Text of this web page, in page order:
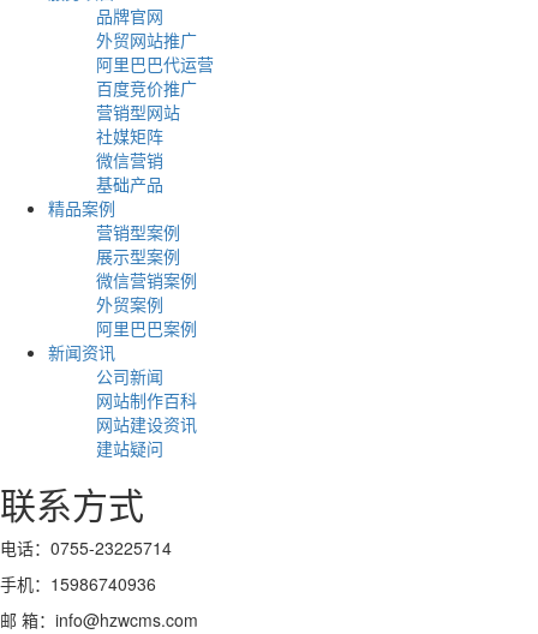
春天如约而至，让我们踏青寻春感受大地的生机与美好华企集团于
2024年3月16日组织全体员工前往东莞松山湖风景区团建为了提高
​双十一荣耀已铸，收官之战再展锋芒 |
华企集团收官之战管理层交流会议圆
满成功
2024-11-16
为了全面复盘前三个季度及双十一活动期间的工作，以更好的状态
迎接年末旺季的来临，华企集团收官之战管理层交流会于2024年
11月16...
华企集团2024年双十一启动会暨秋季
运动会圆满成功
2024-10-14
司各部门的凝聚力，增强员工身体素质，以饱满的热情和斗志迎接
即将...
盛世华诞 喜迎国庆 | 深圳华企国庆节
放假通知
现在百度不断调整和更新360算法，搜索引擎优化、网站优化越来
越难做，我想这是显而易见的，未来SEO应该怎么做，我想大多
数人都感...
在网站建设中Title标题对于网络优化推
广的重要性
2022-11-10
正如你们中的许多人所知，一个好的标题不仅吸引眼球，而且还能
鼓励点击，吸引更精确的目标流量，并有利于搜索引擎的投放。标
在网络上线后在优化过程中如何增加
收录
2022-10-28
网站收录提升了，才有机会获得更高的排名，更多的流量。然而，
体该...
想做好阿里巴巴店铺，我们需要学习
哪些运营方面的技巧？
2024-06-07
企业网络优化的长尾词优化怎么做?
【龙岗网站建设】
2022-12-10
在接触过的企业网站中，发现大部分企业都只把网站当作一个展示
企业产品的平台，只有寥寥几个页面，有些页面还不超过十个，自
然每...
怎么通过网络营销的方式把产品推广
出去的？
2022-11-15
你是否每天都会收到有关网络推广的电话？你面对这么多的广告渠
道，不知道该如何选择？如何在网络上推广自己的产品，其实不管
企业常见的网站建设类型有哪些？
2022-11-05
近年来，网站建设在行内的市场越来越大。网站建设市场与经济重
心分布趋于一致。随着网站建设的多元化，企业和客户已经不满足
深圳网络推广告诉你网站中死链的处
2022-06-22
一、网站改过版网站运营的数年之后,感觉不好的现在的网站,进行
了整篇小文,即这网站的收录,是网站,即后一段时间,可能是改变以
前的...
网站建设中的图片处理技巧
2022-04-25
图片对于一篇文章的来说，一篇文章加入图片能够提升文章的档
次。对于用于网站更新的SEO优化文章来说，文章加图片不仅有
利于用户...
网站建设中提升网站质量
2022-04-25
做网站不仅仅是找友情链接，到处去发帖就行的，成功的站长总是
从一定的高度去从事SEO工作，而不仅仅做那些每个站长都会做
的复制...
网络建设都是需要哪些步骤
2022-04-25
网站建设越来越贴近人们的生活，许多大的企业也会青睐于这种方
式进行产品的推广。现在网络推广越来越影响着大家，大家一定在
网红...
品牌官网
外贸网站推广
阿里巴巴代运营
百度竞价推广
营销型网站
社媒矩阵
微信营销
基础产品
精品案例
营销型案例
展示型案例
微信营销案例
外贸案例
阿里巴巴案例
新闻资讯
公司新闻
网站制作百科
网站建设资讯
建站疑问
联系方式
电话：0755-23225714
手机：15986740936
邮 箱：info@hzwcms.com